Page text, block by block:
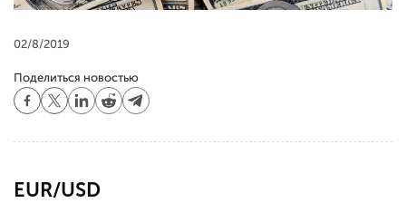
02/8/2019
Поделиться новостью
EUR/USD